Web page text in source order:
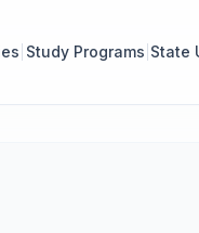
Study Programs State